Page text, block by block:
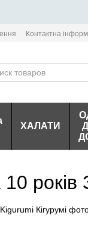
Контактна
ХАЛАТИ
10 років